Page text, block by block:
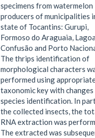
specimens from watermelon
producers of municipalities
state of Tocantins: Gurupi,
Formoso do Araguaia,
Confusão and Porto
The thrips identification of
morphological characters
performed using
taxonomic key with
species identification. In
the collected insects, the
RNA extraction was
The extracted was